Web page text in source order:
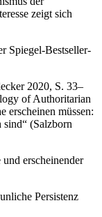
zeigt sich
Spiegel-Bestseller-
2020, S. 33–
of Authoritarian
erscheinen müssen:
(Salzborn
erscheinender
Persistenz